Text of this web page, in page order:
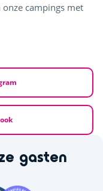
campings met
gasten